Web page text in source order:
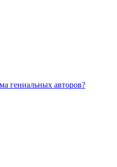
гениальных авторов?